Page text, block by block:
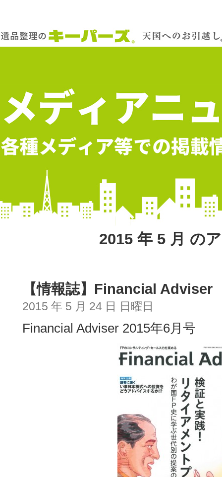
2015 年 5 月 の
【情報誌】Financial Adviser
2015 年 5 月 24 日 日曜日
Financial Adviser 2015年6月号